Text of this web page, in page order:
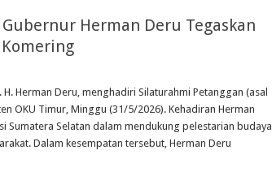
Herman Deru Tegaskan
Herman Deru, menghadiri Silaturahmi Petanggan (asal
OKU Timur, Minggu (31/5/2026). Kehadiran Herman
Sumatera Selatan dalam mendukung pelestarian budaya
Dalam kesempatan tersebut, Herman Deru